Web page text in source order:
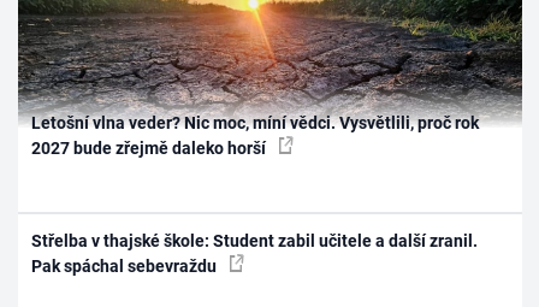
Letošní vlna veder? Nic moc, míní vědci. Vysvětlili, proč rok
2027 bude zřejmě daleko horší
Střelba v thajské škole: Student zabil učitele a další zranil.
Pak spáchal sebevraždu